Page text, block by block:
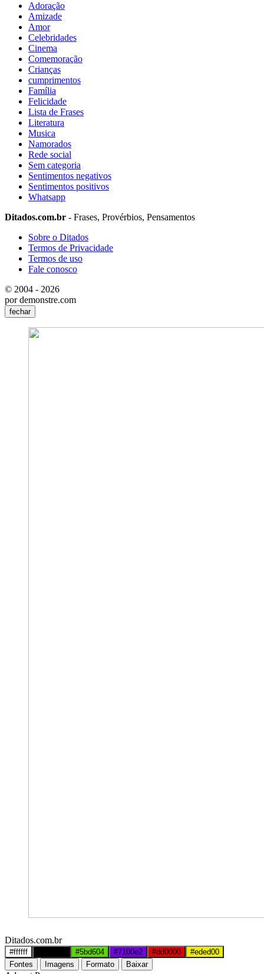
Adoração
Amizade
Amor
Celebridades
Cinema
Comemoração
Crianças
cumprimentos
Família
Felicidade
Lista de Frases
Literatura
Musica
Namorados
Rede social
Sem categoria
Sentimentos negativos
Sentimentos positivos
Whatsapp
Ditados.com.br - Frases, Provérbios, Pensamentos
Sobre o Ditados
Termos de Privacidade
Termos de uso
Fale conosco
© 2004 - 2026
por demonstre.com
fechar
Ditados.com.br
#ffffff #5bd604 #7100e2 #dd0000
#eded00
Fontes
Imagens Formato Baixar